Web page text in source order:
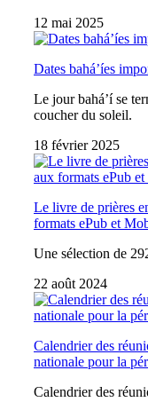
12 mai 2025
Dates bahá’íes
Le jour bahá’í se
coucher du soleil.
18 février 2025
Le livre de prières
formats ePub et
Une sélection de
22 août 2024
Calendrier des
nationale pour la
Calendrier des